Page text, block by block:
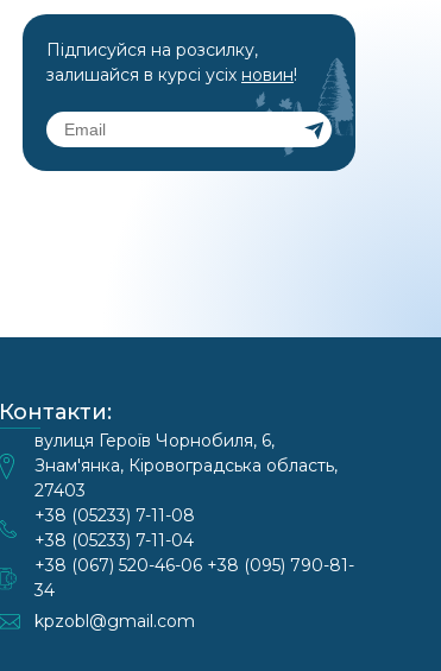
Підписуйся на розсилку,
залишайся в курсі усіх новин!
Контакти:
вулиця Героїв Чорнобиля, 6,
Знам'янка, Кіровоградська область,
27403
+38 (05233) 7-11-08
+38 (05233) 7-11-04
+38 (067) 520-46-06 +38 (095) 790-81-
34
kpzobl@gmail.com